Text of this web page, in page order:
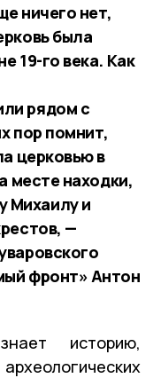
ничего нет,
была
19-го века. Как
рядом с
пор помнит,
церковью в
месте находки,
Михаилу и
—
фронт» Антон
историю,